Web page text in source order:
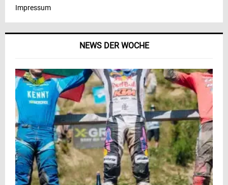
NEWS DER WOCHE
Impressum